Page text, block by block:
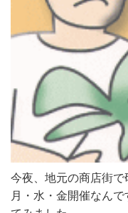
今夜、地元の商店街で
月・水・金開催なん